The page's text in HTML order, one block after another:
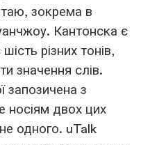
зокрема в
Кантонска є
різних тонів,
значення слів.
запозичена з
носіям двох цих
одного. uTalk